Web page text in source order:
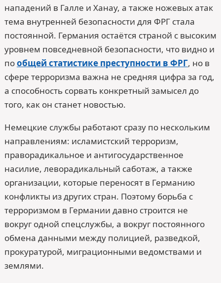
нападений в Галле и Ханау, а также ножевых атак
тема внутренней безопасности для ФРГ стала
постоянной. Германия остаётся страной с высоким
уровнем повседневной безопасности, что видно и
пообщей статистике преступности в ФРГ, но в
сфере терроризма важна не средняя цифра за год,
а способность сорвать конкретный замысел до
того, как он станет новостью.
Немецкие службы работают сразу по нескольким
направлениям: исламистский терроризм,
праворадикальное и антигосударственное
насилие, леворадикальный саботаж, а также
организации, которые переносят в Германию
конфликты из других стран. Поэтому борьба с
терроризмом в Германии давно строится не
вокруг одной спецслужбы, а вокруг постоянного
обмена данными между полицией, разведкой,
прокуратурой, миграционными ведомствами и
землями.